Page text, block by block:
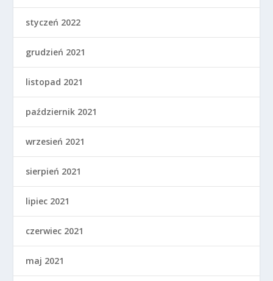
styczeń 2022
grudzień 2021
listopad 2021
październik 2021
wrzesień 2021
sierpień 2021
lipiec 2021
czerwiec 2021
maj 2021